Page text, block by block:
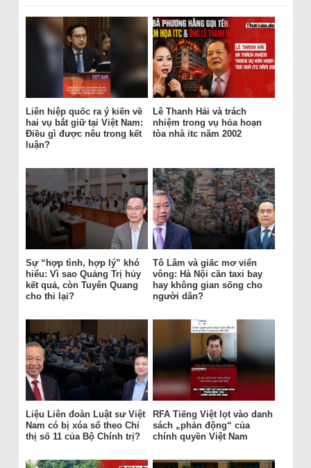
Liên hiệp quốc ra ý kiến về
hai vụ bắt giữ tại Việt Nam:
Điều gì được nêu trong kết
luận?
Lê Thanh Hải và trách
nhiệm trong vụ hỏa hoạn
tòa nhà itc năm 2002
Sự “hợp tình, hợp lý” khó
hiểu: Vì sao Quảng Trị hủy
kết quả, còn Tuyên Quang
cho thi lại?
Tô Lâm và giấc mơ viển
vông: Hà Nội cần taxi bay
hay không gian sống cho
người dân?
Liệu Liên đoàn Luật sư Việt
Nam có bị xóa sổ theo Chỉ
thị số 11 của Bộ Chính trị?
RFA Tiếng Việt lọt vào danh
sách „phản động“ của
chính quyền Việt Nam